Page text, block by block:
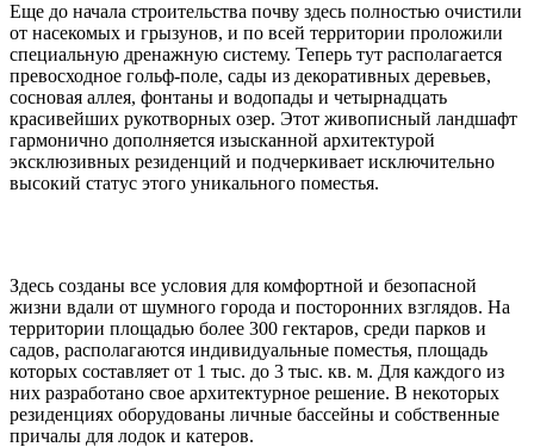
Еще до начала строительства почву здесь полностью очистили
от насекомых и грызунов, и по всей территории проложили
специальную дренажную систему. Теперь тут располагается
превосходное гольф-поле, сады из декоративных деревьев,
сосновая аллея, фонтаны и водопады и четырнадцать
красивейших рукотворных озер. Этот живописный ландшафт
гармонично дополняется изысканной архитектурой
эксклюзивных резиденций и подчеркивает исключительно
высокий статус этого уникального поместья.
Здесь созданы все условия для комфортной и безопасной
жизни вдали от шумного города и посторонних взглядов. На
территории площадью более 300 гектаров, среди парков и
садов, располагаются индивидуальные поместья, площадь
которых составляет от 1 тыс. до 3 тыс. кв. м. Для каждого из
них разработано свое архитектурное решение. В некоторых
резиденциях оборудованы личные бассейны и собственные
причалы для лодок и катеров.